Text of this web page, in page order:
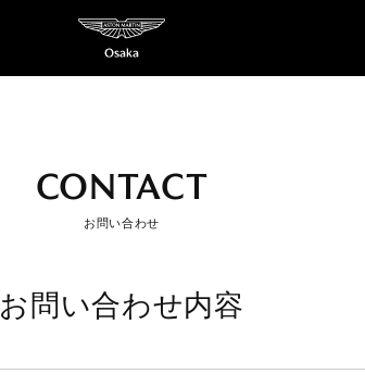
CONTACT
お問い合わせ
お問い合わせ内容